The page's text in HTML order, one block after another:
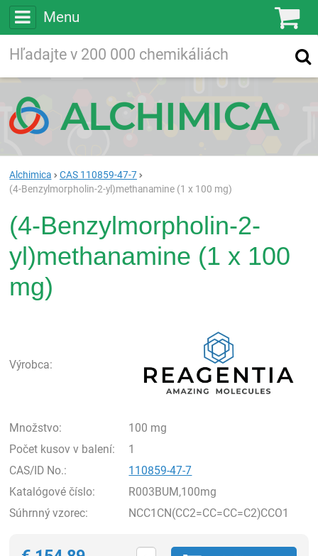
Menu
Vyhľadávanie
Alchimica
CAS 110859-47-7
(4-Benzylmorpholin-2-yl)methanamine (1 x 100 mg)
(4-Benzylmorpholin-2-
yl)methanamine (1 x 100
mg)
Výrobca:
Množstvo:
100 mg
Počet kusov v balení:
1
CAS/ID No.:
110859-47-7
Katalógové číslo:
R003BUM,100mg
Súhrnný vzorec:
NCC1CN(CC2=CC=CC=C2)CCO1